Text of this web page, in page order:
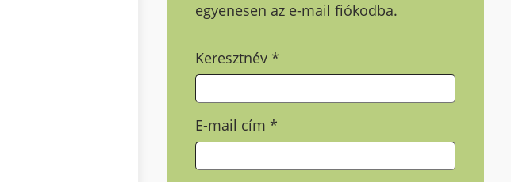
egyenesen az e-mail fiókodba.
Keresztnév*
E-mail cím*